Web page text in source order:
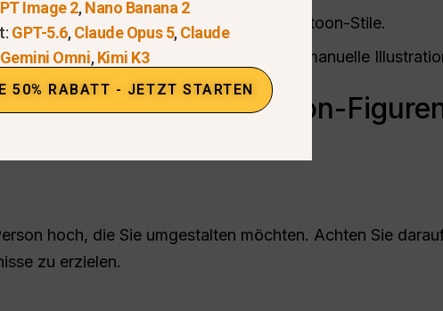
, Comic- oder benutzerdefinierte Cartoon-Stile.
Versionen in Sekundenschnelle ohne manuelle
Menschen in Cartoon-
hoch, die Sie umgestalten möchten. Achten Sie
zu erzielen.
Image 2,Nano Banana 2
GPT-5.6,Claude Opus 5,Claude
Gemini Omni,Kimi K3
50% RABATT - JETZT STARTEN